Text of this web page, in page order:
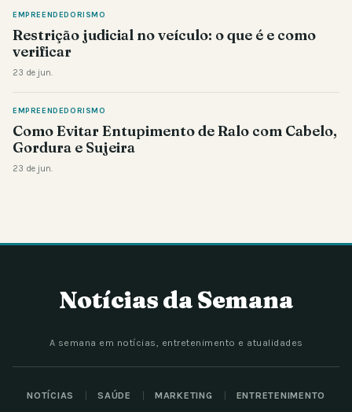
EMPREENDEDORISMO
Restrição judicial no veículo: o que é e como
verificar
23 de jun.
EMPREENDEDORISMO
Como Evitar Entupimento de Ralo com Cabelo,
Gordura e Sujeira
23 de jun.
Notícias da Semana
A semana em notícias, entretenimento e atualidades
NOTÍCIAS SAÚDE MARKETING ENTRETENIMENTO